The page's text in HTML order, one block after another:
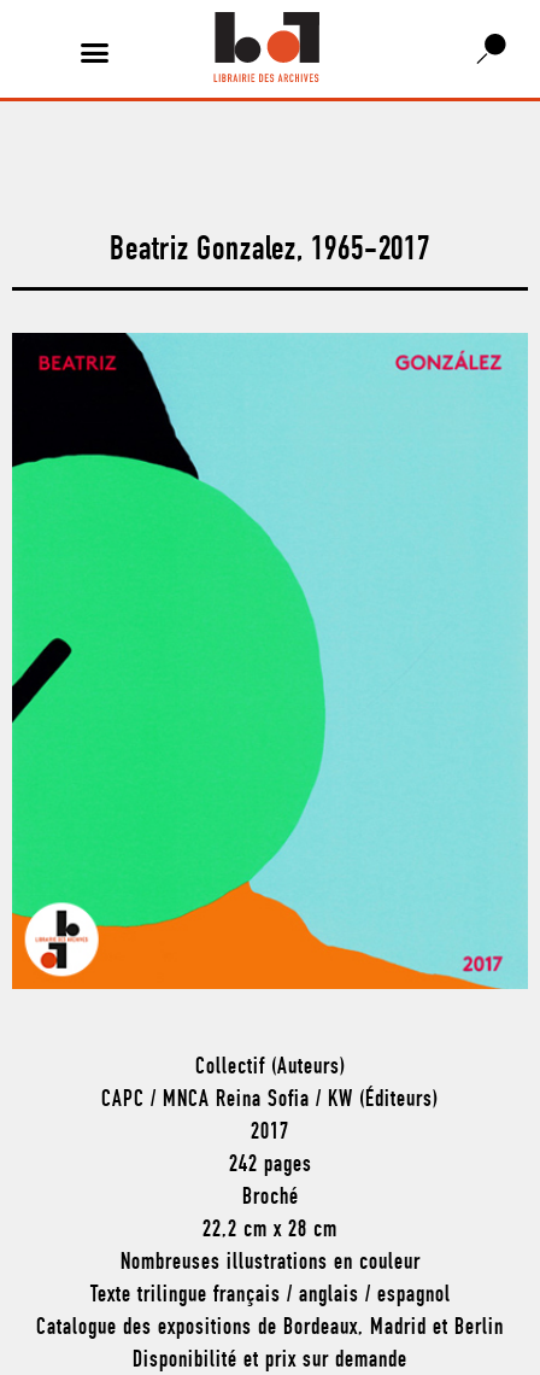
Beatriz Gonzalez, 1965-2017
Collectif (Auteurs)
CAPC / MNCA Reina Sofia / KW (Éditeurs)
2017
242 pages
Broché
22,2 cm x 28 cm
Nombreuses illustrations en couleur
Texte trilingue français / anglais / espagnol
Catalogue des expositions de Bordeaux, Madrid et Berlin
Disponibilité et prix sur demande